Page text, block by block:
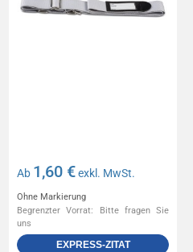
Ab 1,60 €exkl. MwSt.
Ohne Markierung
Begrenzter Vorrat: Bitte fragen Sie
uns
EXPRESS-ZITAT